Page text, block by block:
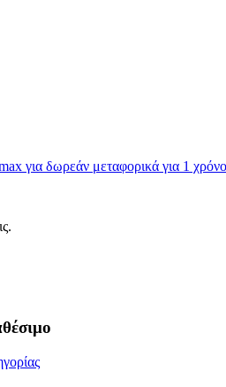
για δωρεάν μεταφορικά για 1